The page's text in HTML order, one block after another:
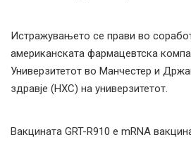
Истражувањето се прави во
американската фармацевтска
Универзитетот во Манчестер и
здравје (НХС) на универзитетот.
Вакцината GRT-R910 е mRNA